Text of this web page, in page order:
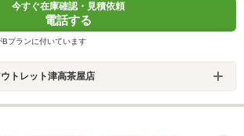
今すぐ在庫確認・見積依頼
電話する
プランに付いています
トレット津高茶屋店